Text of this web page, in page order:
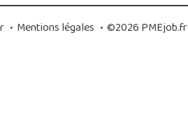
• Mentions légales • ©2026 PMEjob.fr